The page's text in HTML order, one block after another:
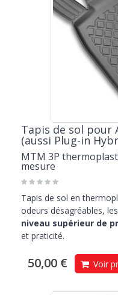
Tapis de sol pour
(aussi Plug-in
MTM 3P
mesure
Tapis de sol en
odeurs désagréables,
niveau supérieur de
et praticité.
50,00 € Voir